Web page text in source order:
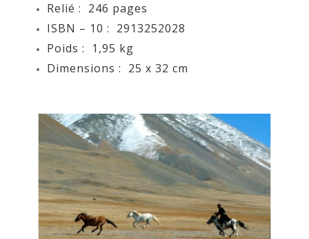
Relié ‏: ‎ 246 pages
ISBN – 10‏ : ‎ 2913252028
Poids‏ : ‎
1,95 kg
Dimensions ‏: ‎ 25 x 32 cm